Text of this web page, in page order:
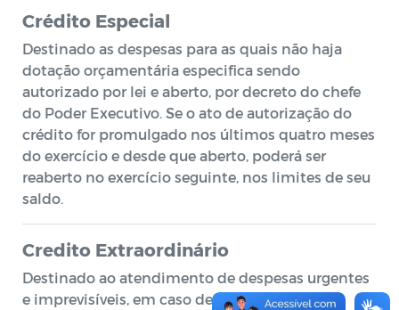
Crédito Especial
Destinado as despesas para as quais não haja
dotação orçamentária especifica sendo
autorizado por lei e aberto, por decreto do chefe
do Poder Executivo. Se o ato de autorização do
crédito for promulgado nos últimos quatro meses
do exercício e desde que aberto, poderá ser
reaberto no exercício seguinte, nos limites de seu
saldo.
Credito Extraordinário
Destinado ao atendimento de despesas urgentes
e imprevisíveis, em caso de guerra, subversão